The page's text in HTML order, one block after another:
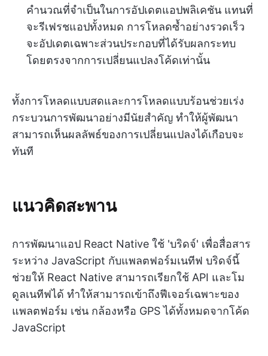
คำนวณที่จำเป็นในการอัปเดตแอปพลิเคชัน แทนที่
จะรีเฟรชแอปทั้งหมด การโหลดซ้ำอย่างรวดเร็ว
จะอัปเดตเฉพาะส่วนประกอบที่ได้รับผลกระทบ
โดยตรงจากการเปลี่ยนแปลงโค้ดเท่านั้น
ทั้งการโหลดแบบสดและการโหลดแบบร้อนช่วยเร่ง
กระบวนการพัฒนาอย่างมีนัยสำคัญ ทำให้ผู้พัฒนา
สามารถเห็นผลลัพธ์ของการเปลี่ยนแปลงได้เกือบจะ
ทันที
แนวคิดสะพาน
การพัฒนาแอป React Native ใช้ 'บริดจ์' เพื่อสื่อสาร
ระหว่าง JavaScript กับแพลตฟอร์มเนทีฟ บริดจ์นี้
ช่วยให้ React Native สามารถเรียกใช้ API และโม
ดูลเนทีฟได้ ทำให้สามารถเข้าถึงฟีเจอร์เฉพาะของ
แพลตฟอร์ม เช่น กล้องหรือ GPS ได้ทั้งหมดจากโค้ด
JavaScript